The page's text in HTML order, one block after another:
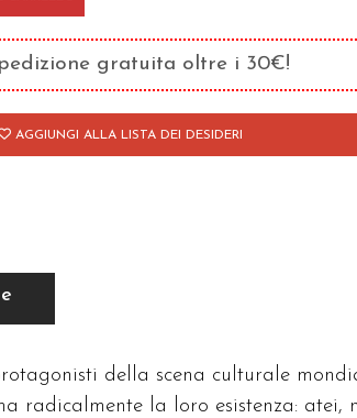
gratuita oltre i 30€!
AGGIUNGI ALLA LISTA DEI DESIDERI
della scena culturale
radicalmente la loro esistenza: atei,